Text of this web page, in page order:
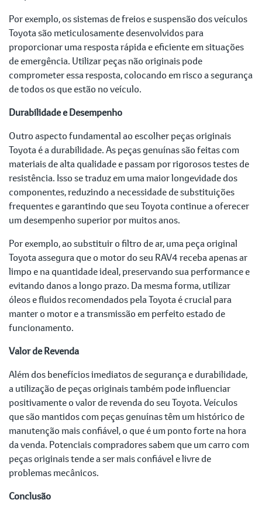
Por exemplo, os sistemas de freios e suspensão dos veículos
Toyota são meticulosamente desenvolvidos para
proporcionar uma resposta rápida e eficiente em situações
de emergência. Utilizar peças não originais pode
comprometer essa resposta, colocando em risco a segurança
de todos os que estão no veículo.
Durabilidade e Desempenho
Outro aspecto fundamental ao escolher peças originais
Toyota é a durabilidade. As peças genuínas são feitas com
materiais de alta qualidade e passam por rigorosos testes de
resistência. Isso se traduz em uma maior longevidade dos
componentes, reduzindo a necessidade de substituições
frequentes e garantindo que seu Toyota continue a oferecer
um desempenho superior por muitos anos.
Por exemplo, ao substituir o filtro de ar, uma peça original
Toyota assegura que o motor do seu RAV4 receba apenas ar
limpo e na quantidade ideal, preservando sua performance e
evitando danos a longo prazo. Da mesma forma, utilizar
óleos e fluidos recomendados pela Toyota é crucial para
manter o motor e a transmissão em perfeito estado de
funcionamento.
Valor de Revenda
Além dos benefícios imediatos de segurança e durabilidade,
a utilização de peças originais também pode influenciar
positivamente o valor de revenda do seu Toyota. Veículos
que são mantidos com peças genuínas têm um histórico de
manutenção mais confiável, o que é um ponto forte na hora
da venda. Potenciais compradores sabem que um carro com
peças originais tende a ser mais confiável e livre de
problemas mecânicos.
Conclusão